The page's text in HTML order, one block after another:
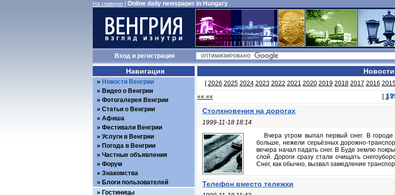
На главную Online daily newspaper in Hungary
Входи регистрация
[2026 2025 2024 2023 2022 2021 2020 2019 2018 2017 2016
«« «« [ 1 2
Столкновения на дорогах
1999-11-18 18:14
Вчера утром выпал первый снег. В
больше, нежели серьёзных дорожно-
вечера начал падать снег. В Буде землю
слой. Дороги сразу стали очищать
Снег, как обычно, вызвал замедление
Телефон вместо тележки
Навигация
Новости Венгрии
Видео о Венгрии
Фотогалерея Венгрии
Статьи о Венгрии
Афиша
Фестивали Венгрии
Услуги в Венгрии
Погода в Венгрии
Частные объявления
Форум
Знакомства
Блоги пользователей
Гостиницы